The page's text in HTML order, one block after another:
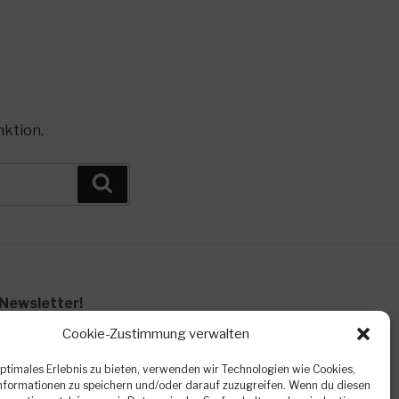
Cookie-Zustimmung verwalten
Erlebnis zu bieten, verwenden wir Technologien wie Cookies,
zu speichern und/oder darauf zuzugreifen. Wenn du diesen
Veranstaltungen, kurzfristige
Eine Abmeldung ist jederzeit kostenlos